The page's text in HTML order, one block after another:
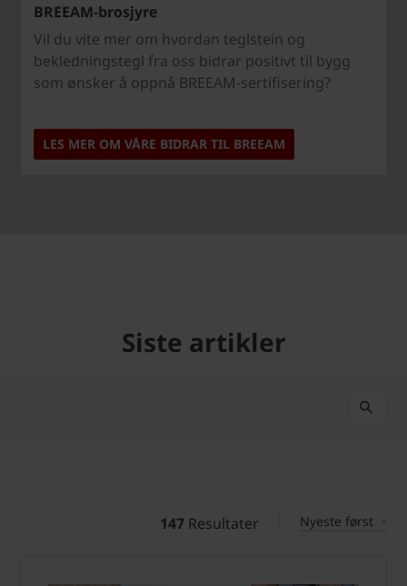
BREEAM-brosjyre
Vil du vite mer om hvordan teglstein og
bekledningstegl fra oss bidrar positivt til bygg
som ønsker å oppnå BREEAM-sertifisering?
LES MER OM VÅRE BIDRAR TIL BREEAM
Siste artikler
147 Resultater Nyeste først